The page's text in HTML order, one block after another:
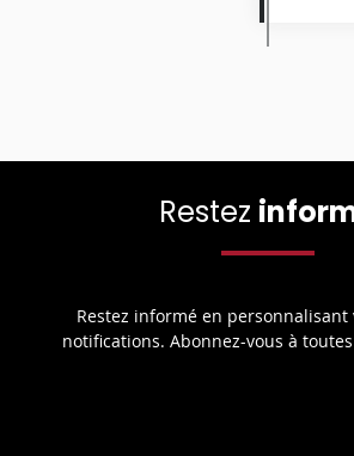
Restez
Restez informé en personnalisant
notifications. Abonnez-vous à